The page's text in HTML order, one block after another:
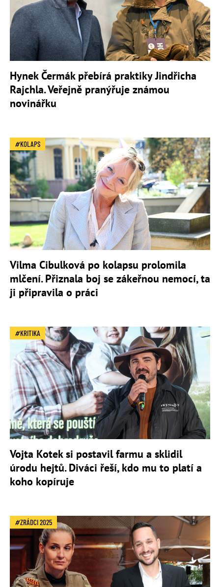
Hynek Čermák přebírá praktiky Jindřicha
Rajchla. Veřejně pranýřuje známou
novinářku
KOLAPS
Vilma Cibulková po kolapsu prolomila
mlčení. Přiznala boj se zákeřnou nemocí, ta
ji připravila o práci
KRITIKA
Vojta Kotek si postavil farmu a sklidil
úrodu hejtů. Diváci řeší, kdo mu to platí a
koho kopíruje
ZRÁDCI 2025